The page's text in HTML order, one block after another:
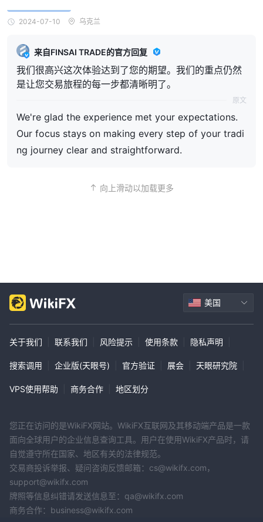
2024-07-10 乌克兰
来自FINSAI TRADE的官方回复
我们很高兴这次体验达到了您的期望。我们的重点仍然
是让您交易旅程的每一步都清晰明了。
原文
We're glad the experience met your expectations.
Our focus stays on making every step of your tradi
ng journey clear and straightforward.
向上滑动以加载更多
美国
关于我们 联系我们 风险提示 使用条款 隐私声明
搜索调用 企业版(天眼号) 官方验证 展会 天眼研究院
VPS使用帮助 商务合作 地区划分
您正在访问的是WikiFX网站。WikiFX互联网及其移动端产品是一款
面向全球用户的企业信息查询工具。用户在使用WikiFX产品时，请
自觉遵守所在国家、地区有关的法律规范。
交易商投诉举报、疑问咨询反馈邮箱：cs@wikifx.com，
support@wikifx.com
牌照等信息纠错请发送信息至：qa@wikifx.com
商务合作：business@wikifx.com